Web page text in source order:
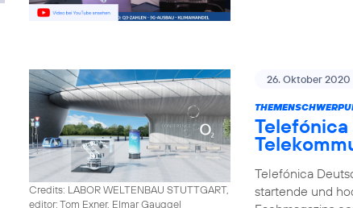
Credits: LABOR WELTENBAU STUTTGART,
editor: Tom Exner, Elmar Gauggel
26. Oktober 2020
Telefónica
startende und